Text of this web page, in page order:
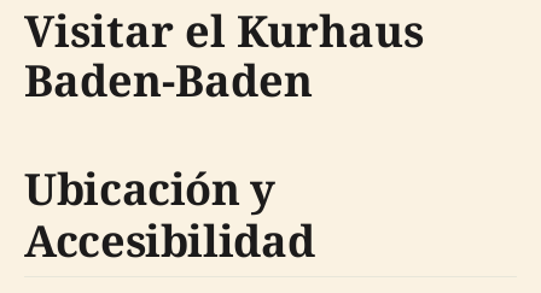
Visitar el Kurhaus
Baden-Baden
Ubicación y
Accesibilidad